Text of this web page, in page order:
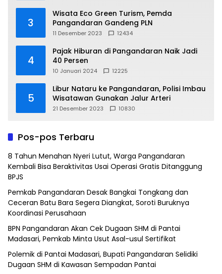
3
Wisata Eco Green Turism, Pemda
Pangandaran Gandeng PLN
11 Desember 2023 12434
4
Pajak Hiburan di Pangandaran Naik Jadi
40 Persen
10 Januari 2024 12225
5
Libur Nataru ke Pangandaran, Polisi Imbau
Wisatawan Gunakan Jalur Arteri
21 Desember 2023 10830
Pos-pos Terbaru
8 Tahun Menahan Nyeri Lutut, Warga Pangandaran
Kembali Bisa Beraktivitas Usai Operasi Gratis Ditanggung
BPJS
Pemkab Pangandaran Desak Bangkai Tongkang dan
Ceceran Batu Bara Segera Diangkat, Soroti Buruknya
Koordinasi Perusahaan
BPN Pangandaran Akan Cek Dugaan SHM di Pantai
Madasari, Pemkab Minta Usut Asal-usul Sertifikat
Polemik di Pantai Madasari, Bupati Pangandaran Selidiki
Dugaan SHM di Kawasan Sempadan Pantai